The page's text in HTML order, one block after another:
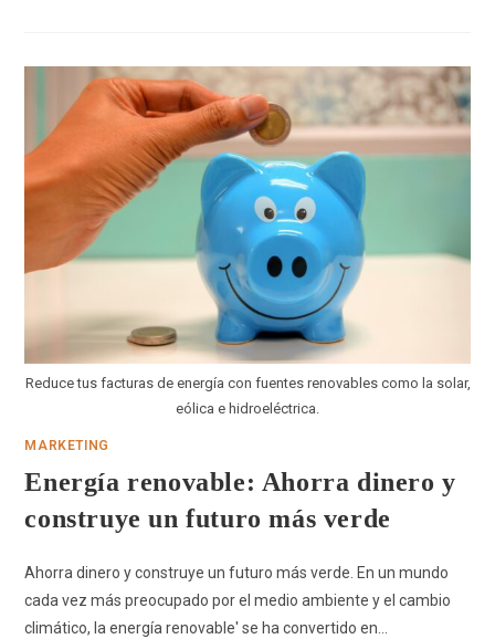
Reduce tus facturas de energía con fuentes renovables como la solar,
eólica e hidroeléctrica.
MARKETING
Energía renovable: Ahorra dinero y
construye un futuro más verde
Ahorra dinero y construye un futuro más verde. En un mundo
cada vez más preocupado por el medio ambiente y el cambio
climático, la energía renovable' se ha convertido en…